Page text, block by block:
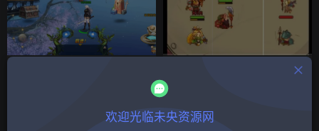
后台+GM授权后台+安卓苹果
双端+详细搭建教程+视频教程
349
(更新)三网稀有H5游戏【咸鱼
务端+运营后台+详细搭建教
+视频教程
2年前
欢迎光临未央资源网